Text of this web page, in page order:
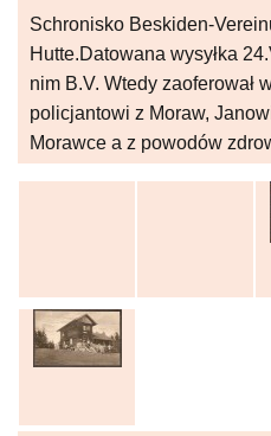
Schronisko Beskiden-
Hutte.Datowana wysyłka
nim B.V. Wtedy zaoferował
policjantowi z Moraw,
Morawce a z powodów